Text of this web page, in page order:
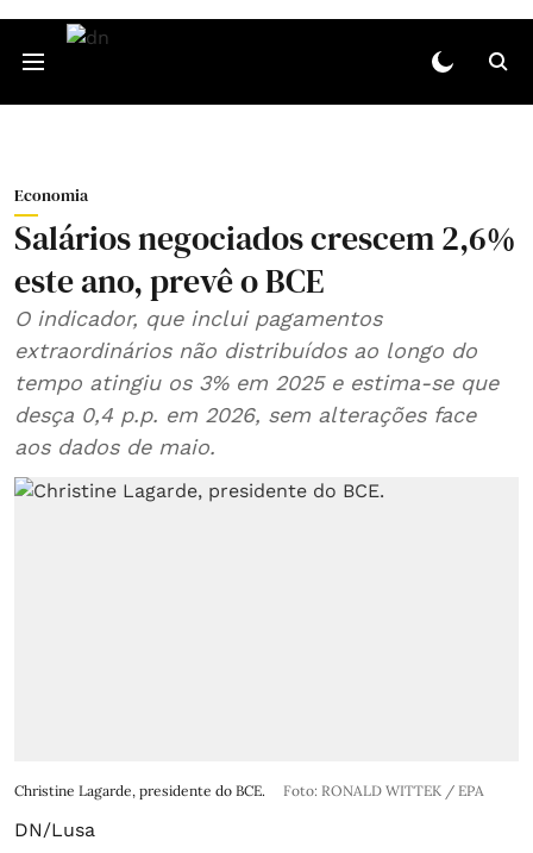
Economia
Salários negociados crescem 2,6%
este ano, prevê o BCE
O indicador, que inclui pagamentos
extraordinários não distribuídos ao longo do
tempo atingiu os 3% em 2025 e estima-se que
desça 0,4 p.p. em 2026, sem alterações face
aos dados de maio.
Christine Lagarde, presidente do BCE. Foto: RONALD WITTEK / EPA
DN/Lusa